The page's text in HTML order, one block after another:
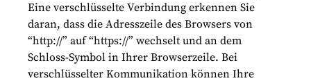
Eine verschlüsselte Verbindung erkennen Sie
daran, dass die Adresszeile des Browsers von
“http://” auf “https://” wechselt und an dem
Schloss-Symbol in Ihrer Browserzeile. Bei
verschlüsselter Kommunikation können Ihre